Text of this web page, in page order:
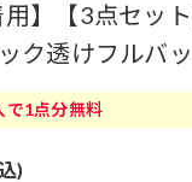
用】【3点セッ
ク透けフルバ
で1点分無料
)